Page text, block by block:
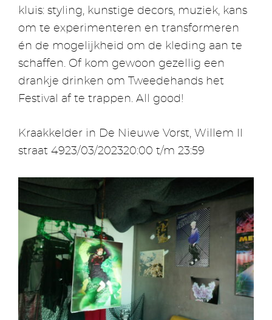
kluis: styling, kunstige decors, muziek, kans
om te experimenteren en transformeren
én de mogelijkheid om de kleding aan te
schaffen. Of kom gewoon gezellig een
drankje drinken om Tweedehands het
Festival af te trappen. All good!
Kraakkelder in De Nieuwe Vorst, Willem II
straat 4923/03/202320:00 t/m 23:59